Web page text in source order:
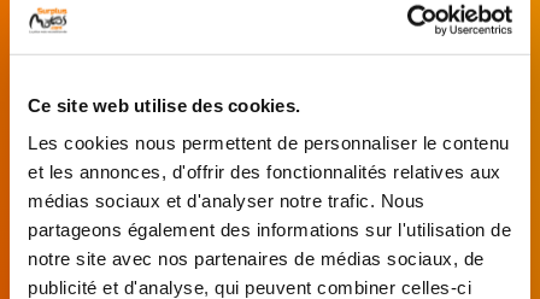
Ce site web utilise des cookies.
Les cookies nous permettent de personnaliser le contenu
et les annonces, d'offrir des fonctionnalités relatives aux
médias sociaux et d'analyser notre trafic. Nous
partageons également des informations sur l'utilisation de
notre site avec nos partenaires de médias sociaux, de
publicité et d'analyse, qui peuvent combiner celles-ci
garages partenaires.
Je choisis mon réparateur et me
présente au garage.
J’effectue ma
commande
directement auprès
du réparateur.
Mes pièces sont livrées et
montées chez le partenaire.